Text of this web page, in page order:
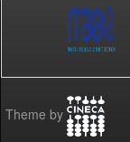
Theme by